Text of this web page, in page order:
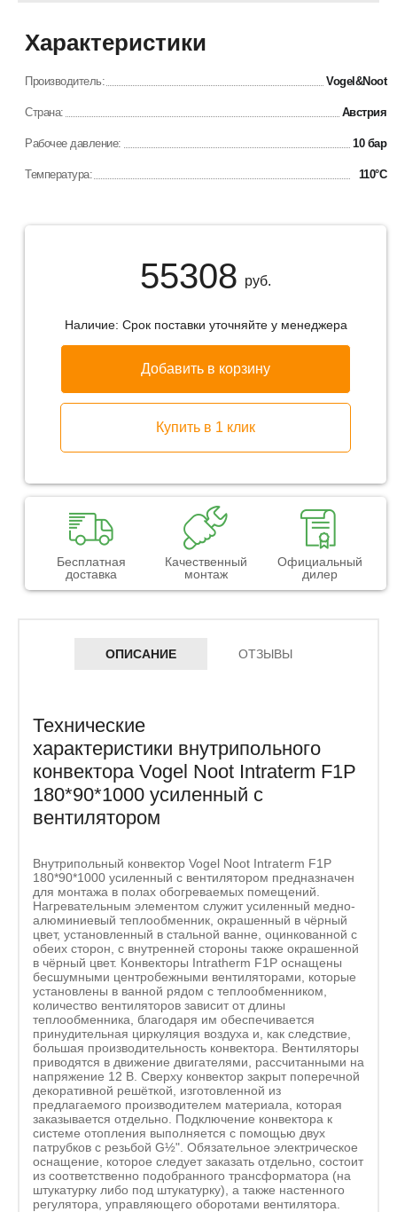
Характеристики
Производитель: Vogel&Noot
Страна: Австрия
Рабочее давление: 10 бар
Температура: 110°C
55308 руб.
Наличие: Срок поставки уточняйте у менеджера
Добавить в корзину
Купить в 1 клик
Бесплатная
доставка
Качественный
монтаж
Официальный
дилер
ОПИСАНИЕ ОТЗЫВЫ
Технические
характеристики внутрипольного
конвектора Vogel Noot Intraterm F1P
180*90*1000 усиленный c
вентилятором
Внутрипольный конвектор Vogel Noot Intraterm F1P
180*90*1000 усиленный c вентилятором предназначен
для монтажа в полах обогреваемых помещений.
Нагревательным элементом служит усиленный медно-
алюминиевый теплообменник, окрашенный в чёрный
цвет, установленный в стальной ванне, оцинкованной с
обеих сторон, с внутренней стороны также окрашенной
в чёрный цвет. Конвекторы Intratherm F1P оснащены
бесшумными центробежными вентиляторами, которые
установлены в ванной рядом с теплообменником,
количество вентиляторов зависит от длины
теплообменника, благодаря им обеспечивается
принудительная циркуляция воздуха и, как следствие,
большая производительность конвектора. Вентиляторы
приводятся в движение двигателями, рассчитанными на
напряжение 12 В. Сверху конвектор закрыт поперечной
декоративной решёткой, изготовленной из
предлагаемого производителем материала, которая
заказывается отдельно. Подключение конвектора к
системе отопления выполняется с помощью двух
патрубков с резьбой G½". Обязательное электрическое
оснащение, которое следует заказать отдельно, состоит
из соответственно подобранного трансформатора (на
штукатурку либо под штукатурку), а также настенного
регулятора, управляющего оборотами вентилятора.